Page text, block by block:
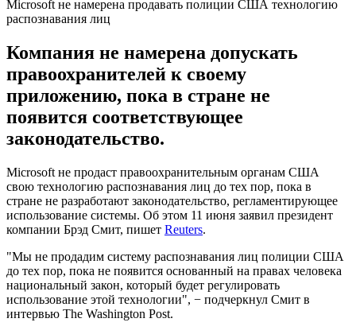
Microsoft не намерена продавать полиции США технологию
распознавания лиц
Компания не намерена допускать
правоохранителей к своему
приложению, пока в стране не
появится соответствующее
законодательство.
Microsoft не продаст правоохранительным органам США
свою технологию распознавания лиц до тех пор, пока в
стране не разработают законодательство, регламентирующее
использование системы. Об этом 11 июня заявил президент
компании Брэд Смит, пишет Reuters.
"Мы не продадим систему распознавания лиц полиции США
до тех пор, пока не появится основанный на правах человека
национальный закон, который будет регулировать
использование этой технологии", − подчеркнул Смит в
интервью The Washington Post.